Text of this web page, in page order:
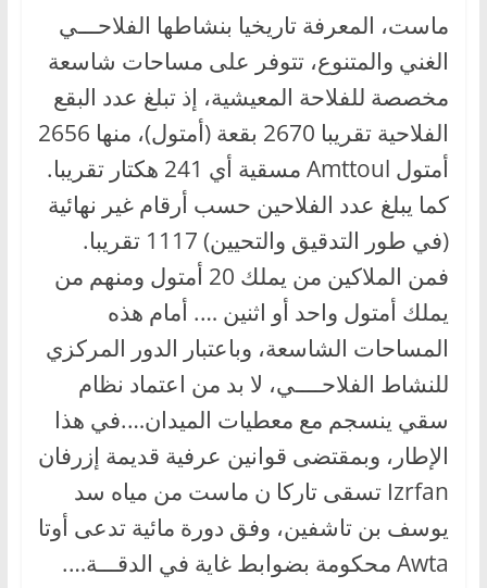
ماست، المعرفة تاريخيا بنشاطها الفلاحـــي
الغني والمتنوع، تتوفر على مساحات شاسعة
مخصصة للفلاحة المعيشية، إذ تبلغ عدد البقع
الفلاحية تقريبا 2670 بقعة (أمتول)، منها 2656
أمتول Amttoul مسقية أي 241 هكتار تقريبا.
كما يبلغ عدد الفلاحين حسب أرقام غير نهائية
(في طور التدقيق والتحيين) 1117 تقريبا.
فمن الملاكين من يملك 20 أمتول ومنهم من
يملك أمتول واحد أو اثنين …. أمام هذه
المساحات الشاسعة، وباعتبار الدور المركزي
للنشاط الفلاحــــي، لا بد من اعتماد نظام
سقي ينسجم مع معطيات الميدان….في هذا
الإطار، وبمقتضى قوانين عرفية قديمة إزرفان
Izrfan تسقى تاركا ن ماست من مياه سد
يوسف بن تاشفين، وفق دورة مائية تدعى أوتا
Awta محكومة بضوابط غاية في الدقـــة….